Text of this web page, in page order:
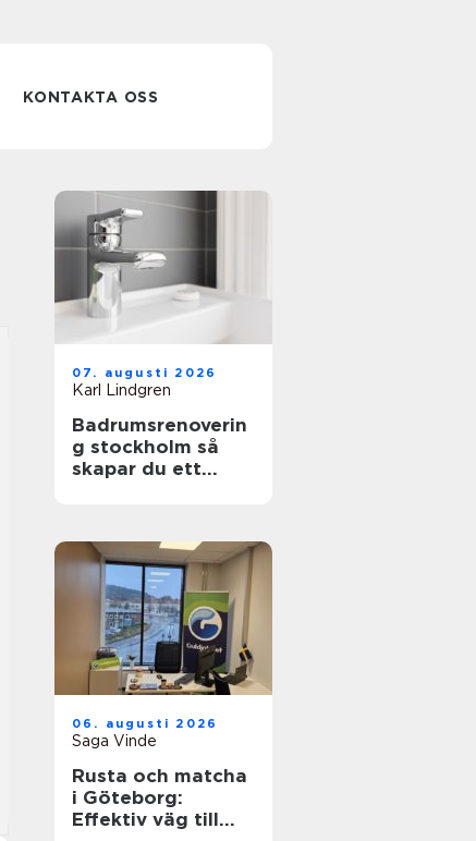
KONTAKTA OSS
07. augusti 2026
Karl Lindgren
Badrumsrenoverin
g stockholm så
skapar du ett
06. augusti 2026
Saga Vinde
Rusta och matcha
i Göteborg:
Effektiv väg till